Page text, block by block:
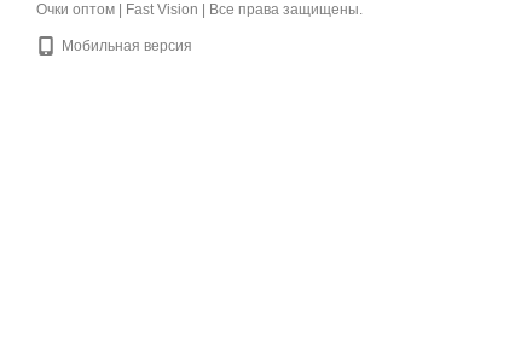
Очки оптом | Fast Vision | Все права защищены.
Мобильная версия